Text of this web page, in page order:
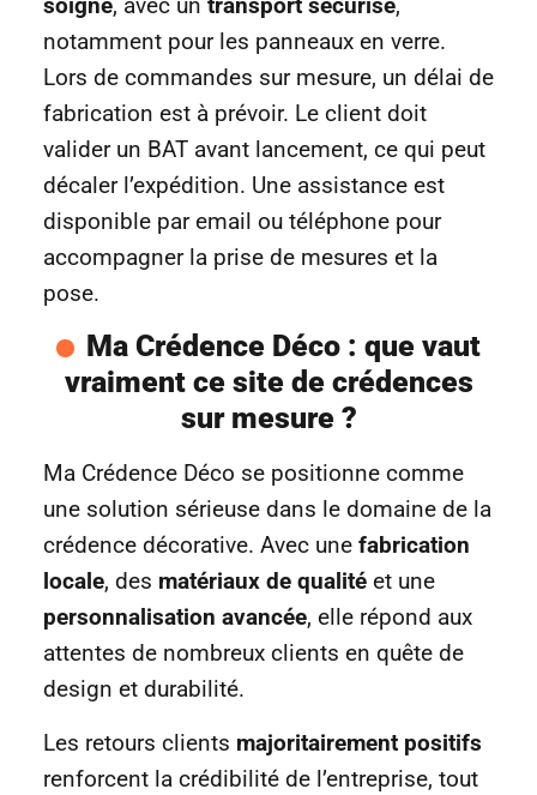
notamment pour les panneaux en verre.
Lors de commandes sur mesure, un délai de
fabrication est à prévoir. Le client doit
valider un BAT avant lancement, ce qui peut
décaler l’expédition. Une assistance est
disponible par email ou téléphone pour
accompagner la prise de mesures et la
pose.
Ma Crédence Déco : que vaut
vraiment ce site de crédences
sur mesure ?
Ma Crédence Déco se positionne comme
une solution sérieuse dans le domaine de la
crédence décorative. Avec une fabrication
locale, des matériaux de qualité et une
personnalisation avancée, elle répond aux
attentes de nombreux clients en quête de
design et durabilité.
Les retours clients majoritairement positifs
renforcent la crédibilité de l’entreprise, tout